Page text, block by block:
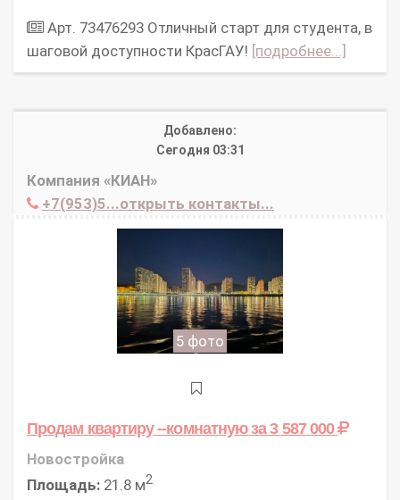
Арт. 73476293 Отличный старт для студента, в
шаговой доступности КрасГАУ! [подробнее...]
Добавлено:
Сегодня 03:31
Компания «КИАН»
+7(953)5...открыть контакты...
5 фото
Продам квартиру --комнатнуюза 3 587 000
Новостройка
Площадь: 21.8 м2